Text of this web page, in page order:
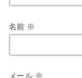
名前 ※
メール ※